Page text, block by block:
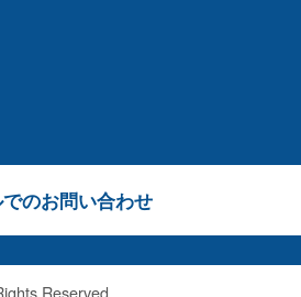
でのお問い合わせ
Reserved.